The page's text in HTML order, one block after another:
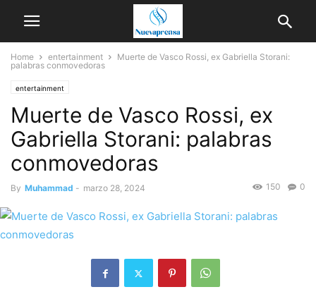
Home entertainment
Muerte de Vasco Rossi, ex Gabriella Storani:
palabras conmovedoras
entertainment
Muerte de Vasco Rossi, ex
Gabriella Storani: palabras
conmovedoras
By Muhammad - marzo 28, 2024 0
150